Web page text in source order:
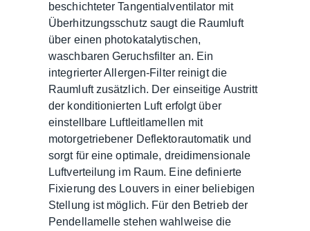
beschichteter Tangentialventilator mit
Überhitzungsschutz saugt die Raumluft
über einen photokatalytischen,
waschbaren Geruchsfilter an. Ein
integrierter Allergen-Filter reinigt die
Raumluft zusätzlich. Der einseitige Austritt
der konditionierten Luft erfolgt über
einstellbare Luftleitlamellen mit
motorgetriebener Deflektorautomatik und
sorgt für eine optimale, dreidimensionale
Luftverteilung im Raum. Eine definierte
Fixierung des Louvers in einer beliebigen
Stellung ist möglich. Für den Betrieb der
Pendellamelle stehen wahlweise die